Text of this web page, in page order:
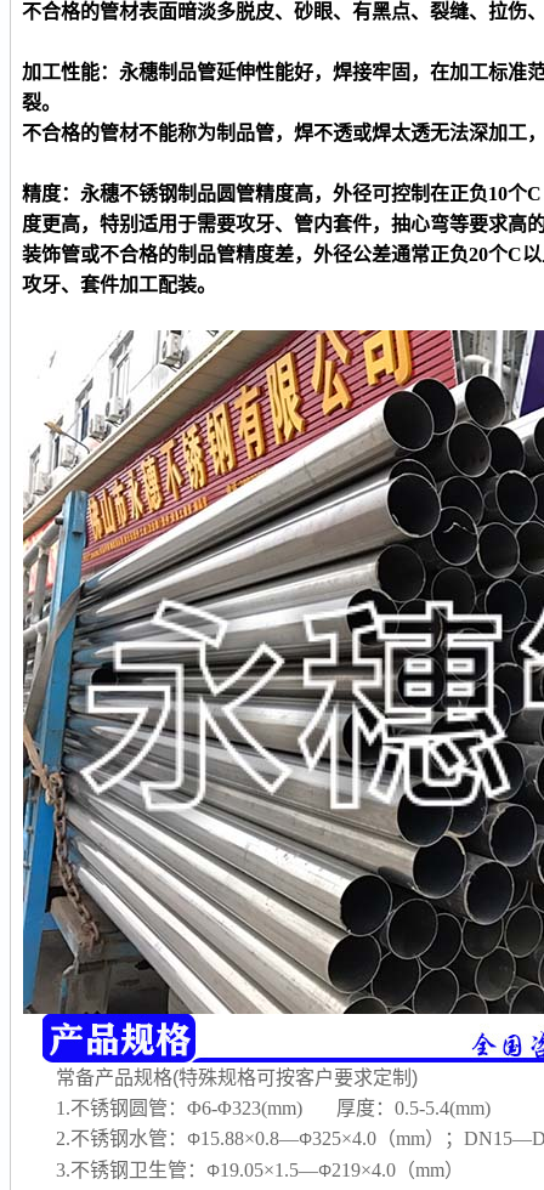
不合格的管材表面暗淡多脱皮、砂眼、有黑点、裂缝、拉伤
加工性能：永穗制品管延伸性能好，焊接牢固，在加工标准
裂。
不合格的管材不能称为制品管，焊不透或焊太透无法深加工
精度：永穗不锈钢制品圆管精度高，外径可控制在正负10个
度更高，特别适用于需要攻牙、管内套件，抽心弯等要求高
装饰管或不合格的制品管精度差，外径公差通常正负20个C
攻牙、套件加工配装。
常备产品规格(特殊规格可按客户要求定制)
1.不锈钢圆管：Φ6-Φ323(mm) 厚度：0.5-5.4(mm)
2.不锈钢水管：Φ15.88×0.8—Φ325×4.0（mm）；
3.不锈钢卫生管：Φ19.05×1.5—Φ219×4.0（mm）